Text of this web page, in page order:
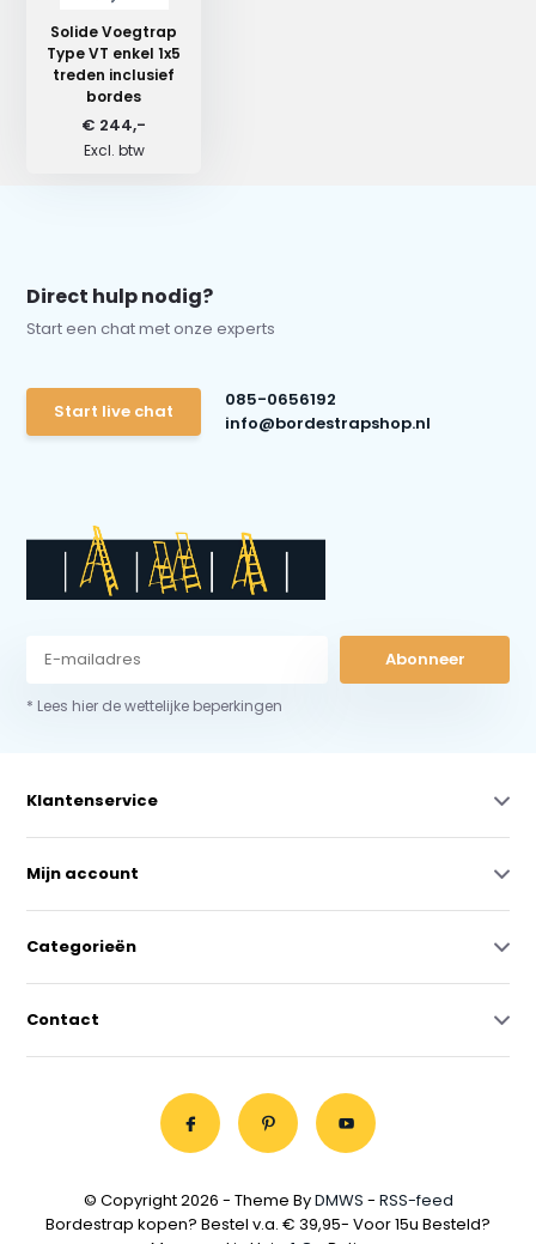
Solide Voegtrap
Type VT enkel 1x5
treden inclusief
bordes
€ 244,-
Excl. btw
Direct hulp nodig?
Start een chat met onze experts
Start live chat
085-0656192
info@bordestrapshop.nl
Abonneer
* Lees hier de wettelijke beperkingen
Klantenservice
Mijn account
Categorieën
Contact
© Copyright 2026 - Theme ByDMWS - RSS-feed
Bordestrap kopen? Bestel v.a. € 39,95- Voor 15u Besteld?